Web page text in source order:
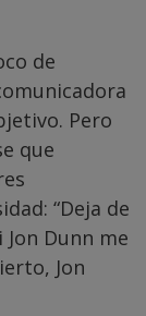
de
Pero
que
“Deja de
Dunn me
Jon